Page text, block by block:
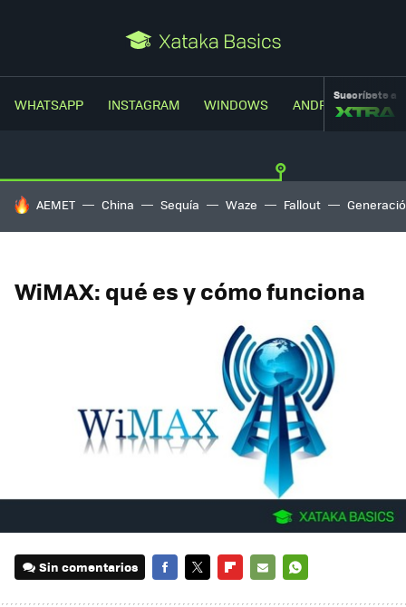
WHATSAPP INSTAGRAM WINDOWS ANDROIDSuscríbete a
HOY SE HABLA DE
AEMET China Sequía Waze Fallout
WiMAX: qué es y cómo funciona
Sin comentarios